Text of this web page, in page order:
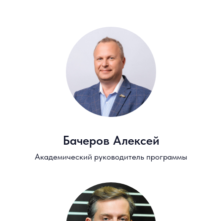
Управляющий и разработчик
алгоритмических стратегий
Кабаков Ярослав
Директор по стратегии,
ИК "Финам"